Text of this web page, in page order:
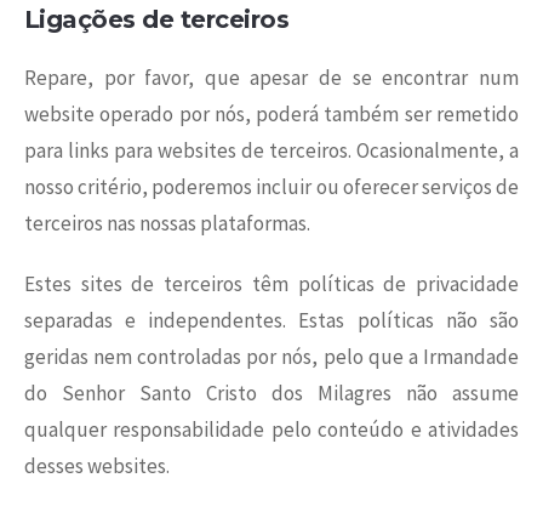
Ligações de terceiros
Repare, por favor, que apesar de se encontrar num
website operado por nós, poderá também ser remetido
para links para websites de terceiros. Ocasionalmente, a
nosso critério, poderemos incluir ou oferecer serviços de
terceiros nas nossas plataformas.
Estes sites de terceiros têm políticas de privacidade
separadas e independentes. Estas políticas não são
geridas nem controladas por nós, pelo que a Irmandade
do Senhor Santo Cristo dos Milagres não assume
qualquer responsabilidade pelo conteúdo e atividades
desses websites.